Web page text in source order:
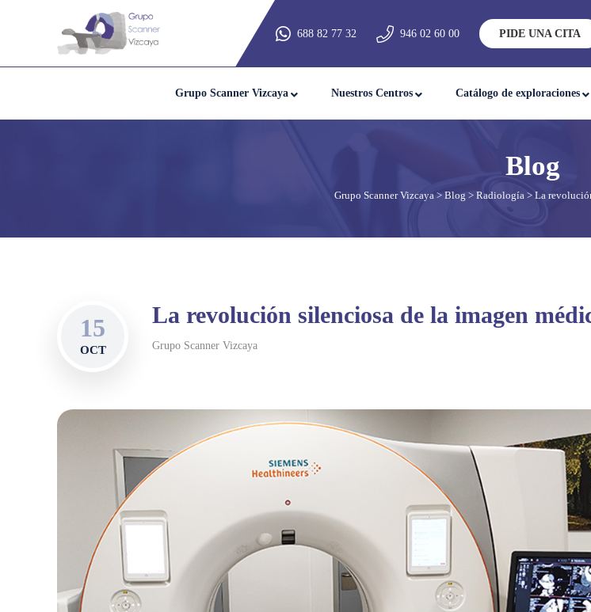
688 82 77 32 946 02 60 00 PIDE UNA CITA
Grupo Scanner Vizcaya Nuestros Centros Catálogo de exploraciones
Grupo Scanner Vizcaya > Blog > Radiología > La
15
OCT
La revolución silenciosa de la imagen
Grupo Scanner Vizcaya